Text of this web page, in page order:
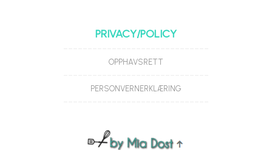
PRIVACY/POLICY
OPPHAVSRETT
PERSONVERNERKLÆRING